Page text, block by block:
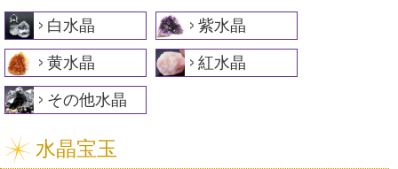
白水晶 紫水晶
黄水晶 紅水晶
その他水晶
水晶宝玉